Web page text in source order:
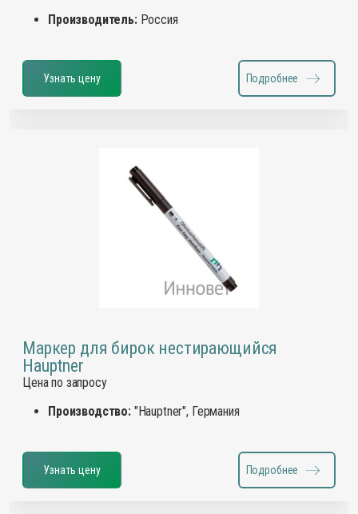
Производитель:Россия
Узнать цену Подробнее
Маркер для бирок нестирающийся
Hauptner
Цена по запросу
Производство:"Hauptner", Германия
Узнать цену Подробнее